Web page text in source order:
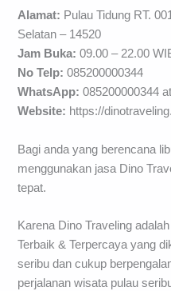
Alamat: Pulau Tidung RT.
Selatan – 14520
Jam Buka: 09.00 – 22.00
No Telp: 085200000344
WhatsApp: 085200000344
Website: https://
Bagi anda yang berencana
menggunakan jasa Dino
tepat.
Karena Dino Traveling
Terbaik & Terpercaya yang
seribu dan cukup
perjalanan wisata pulau